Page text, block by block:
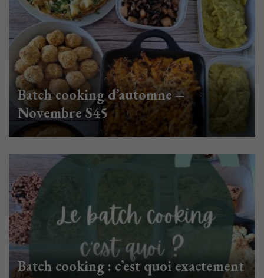
Batch cooking d’automne –
Novembre S45
Batch cooking : c’est quoi exactement